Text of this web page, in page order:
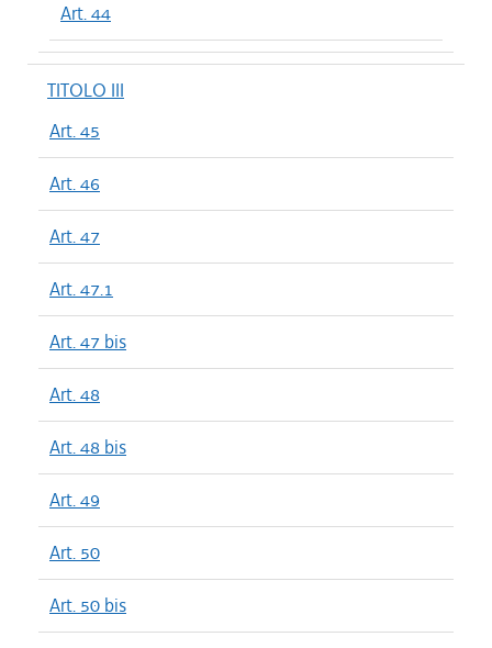
Art. 44
TITOLO III
Art. 45
Art. 46
Art. 47
Art. 47.1
Art. 47 bis
Art. 48
Art. 48 bis
Art. 49
Art. 50
Art. 50 bis